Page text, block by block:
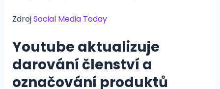
ZdrojSocial Media Today
Youtube aktualizuje
darování členství a
označování produktů